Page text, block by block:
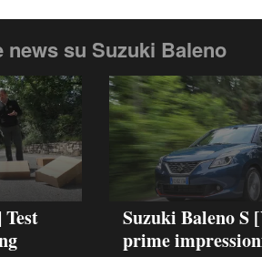
news su Suzuki Baleno
Suzuki Baleno S
prime